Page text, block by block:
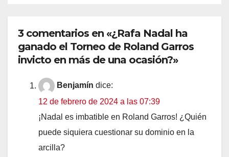
3 comentarios en «¿Rafa Nadal ha
ganado el Torneo de Roland Garros
invicto en más de una ocasión?»
Benjamín dice:
12 de febrero de 2024 a las 07:39
¡Nadal es imbatible en Roland Garros! ¿Quién
puede siquiera cuestionar su dominio en la
arcilla?